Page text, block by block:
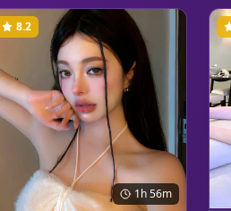
1h 56m
8.2